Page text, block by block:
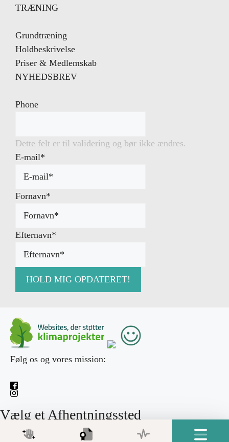
TRÆNING
Grundtræning
Holdbeskrivelse
Priser & Medlemskab
NYHEDSBREV
Phone
Dette felt er til validering og bør ikke ændres.
E-mail*
Fornavn*
Efternavn*
Følg os og vores mission:
Vælg et Afhentningssted